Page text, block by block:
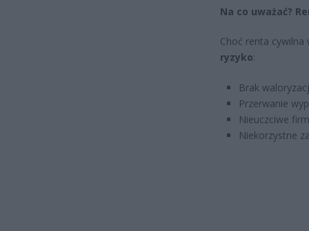
Na co uważać?
Choć renta
ryzyko:
Brak
Przerwanie
Nieuczciwe
Niekorzystne